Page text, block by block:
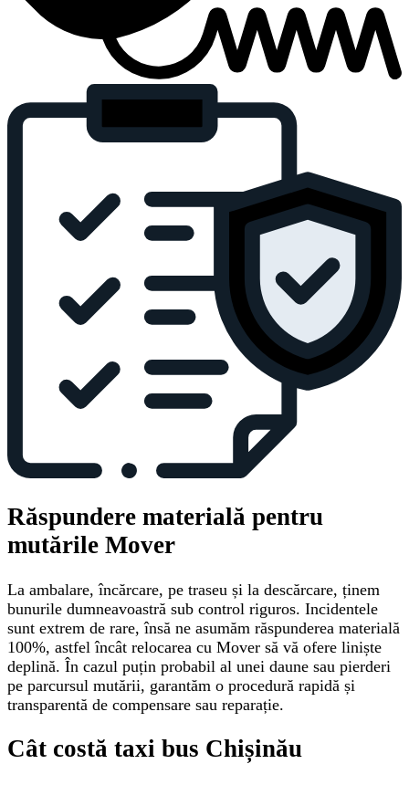
Răspundere materială pentru
mutările Mover
La ambalare, încărcare, pe traseu și la descărcare, ținem
bunurile dumneavoastră sub control riguros. Incidentele
sunt extrem de rare, însă ne asumăm răspunderea materială
100%, astfel încât relocarea cu Mover să vă ofere liniște
deplină. În cazul puțin probabil al unei daune sau pierderi
pe parcursul mutării, garantăm o procedură rapidă și
transparentă de compensare sau reparație.
Cât costă taxi bus Chișinău